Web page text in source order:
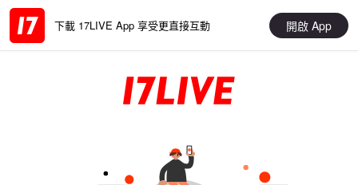
下載 17LIVE App 享受更直接互動 開啟 App